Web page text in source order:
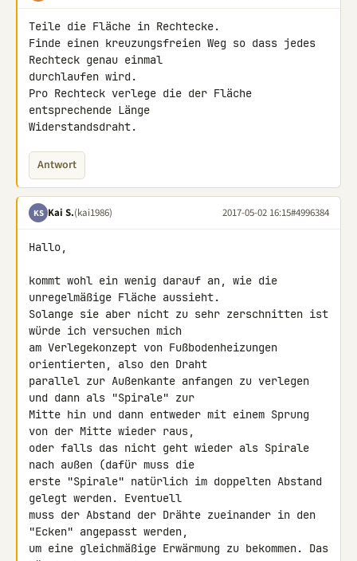
Teile die Fläche in Rechtecke.
Finde einen kreuzungsfreien Weg so dass jedes
Rechteck genau einmal
durchlaufen wird.
Pro Rechteck verlege die der Fläche
entsprechende Länge
Widerstandsdraht.
Antwort
KS Kai S.(kai1986) 2017-05-02 16:15#4996384
Hallo,
kommt wohl ein wenig darauf an, wie die
unregelmäßige Fläche aussieht.
Solange sie aber nicht zu sehr zerschnitten ist
würde ich versuchen mich
am Verlegekonzept von Fußbodenheizungen
orientierten, also den Draht
parallel zur Außenkante anfangen zu verlegen
und dann als "Spirale" zur
Mitte hin und dann entweder mit einem Sprung
von der Mitte wieder raus,
oder falls das nicht geht wieder als Spirale
nach außen (dafür muss die
erste "Spirale" natürlich im doppelten Abstand
gelegt werden. Eventuell
muss der Abstand der Drähte zueinander in den
"Ecken" angepasst werden,
um eine gleichmäßige Erwärmung zu bekommen. Das